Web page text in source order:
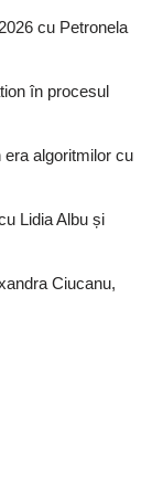
cu Petronela
în procesul
era algoritmilor cu
Lidia Albu și
Ciucanu,